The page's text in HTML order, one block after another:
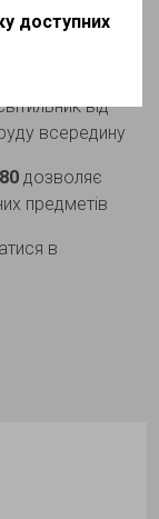
та світить
від
всередину
дозволяє
предметів
в
доступних